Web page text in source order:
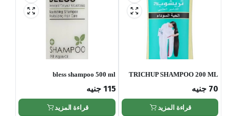
TRICHUP SHAMPOO 200 ML
70 جنيه
قراءة المزيد
bless shampoo 500 ml
115 جنيه
قراءة المزيد